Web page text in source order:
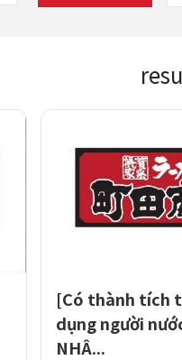
[Có thành tích
dụng người
NHÂ...